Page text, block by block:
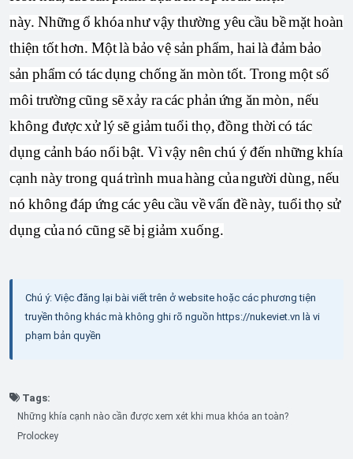
này. Những ổ khóa như vậy thường yêu cầu bề mặt hoàn
thiện tốt hơn. Một là bảo vệ sản phẩm, hai là đảm bảo
sản phẩm có tác dụng chống ăn mòn tốt. Trong một số
môi trường cũng sẽ xảy ra các phản ứng ăn mòn, nếu
không được xử lý sẽ giảm tuổi thọ, đồng thời có tác
dụng cảnh báo nổi bật. Vì vậynên chú ý đến những khía
cạnh này trong quá trình mua hàng của người dùng, nếu
nó không đáp ứng các yêu cầu về vấn đề này, tuổi thọ sử
dụng của nó cũng sẽ bị giảm xuống.
Chú ý: Việc đăng lại bài viết trên ở website hoặc các phương tiện
truyền thông khác mà không ghi rõ nguồn https://nukeviet.vn là vi
phạm bản quyền
Tags:
Những khía cạnh nào cần được xem xét khi mua khóa an toàn?
Prolockey